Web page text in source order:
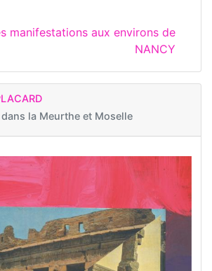
manifestations aux environs de
NANCY
dans la Meurthe et Moselle